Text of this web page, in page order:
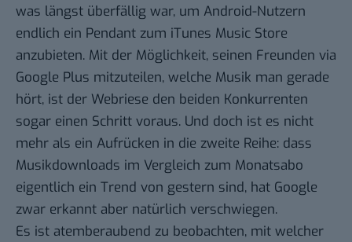
was längst überfällig war, um Android-Nutzern
endlich ein Pendant zum iTunes Music Store
anzubieten. Mit der Möglichkeit, seinen Freunden via
Google Plus mitzuteilen, welche Musik man gerade
hört, ist der Webriese den beiden Konkurrenten
sogar einen Schritt voraus. Und doch ist es nicht
mehr als ein Aufrücken in die zweite Reihe: dass
Musikdownloads im Vergleich zum Monatsabo
eigentlich ein Trend von gestern sind, hat Google
zwar erkannt aber natürlich verschwiegen.
Es ist atemberaubend zu beobachten, mit welcher